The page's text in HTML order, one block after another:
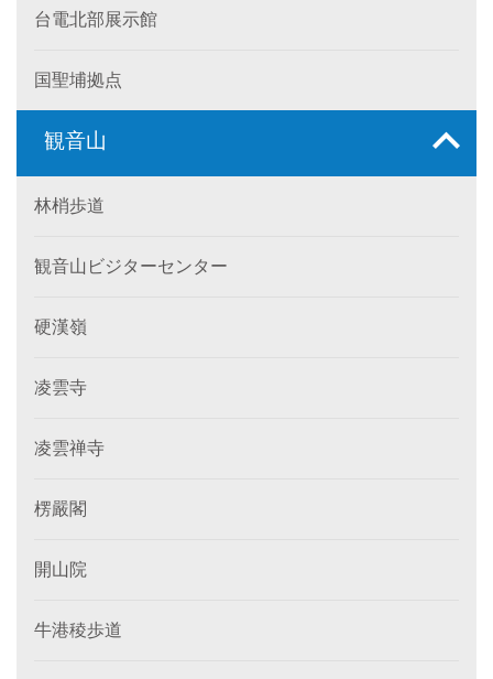
台電北部展示館
国聖埔拠点
観音山
林梢歩道
観音山ビジターセンター
硬漢嶺
凌雲寺
凌雲禅寺
楞嚴閣
開山院
牛港稜歩道